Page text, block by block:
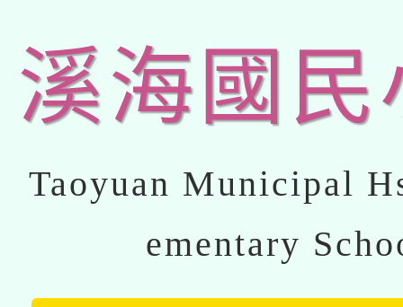
溪海國民
Taoyuan Municipal
ementary